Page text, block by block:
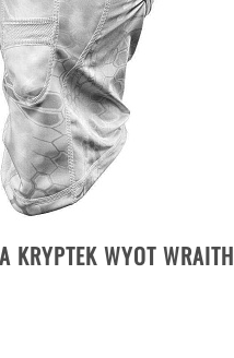
WYOT WRAITH